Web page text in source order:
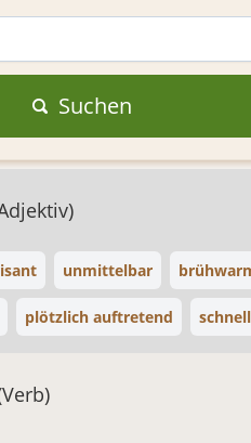
Suchen
unmittelbar
plötzlich auftretend